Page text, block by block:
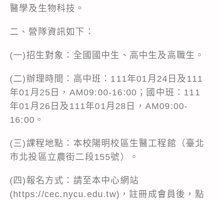
醫學及生物科技。
二、營隊資訊如下：
(一)招生對象：全國國中生、高中生及高職生。
(二)辦理時間：高中班：111年01月24日及111
年01月25日，AM09:00-16:00；國中班：111
年01月26日及111年01月28日，AM09:00-
16:00。
(三)課程地點：本校陽明校區生醫工程館（臺北
市北投區立農街二段155號）。
(四)報名方式：請至本中心網站
(https://cec.nycu.edu.tw)，註冊成會員後，點